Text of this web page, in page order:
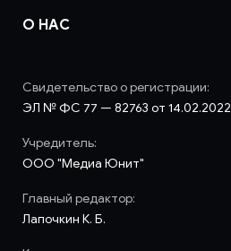
О НАС
Свидетельство о регистрации:
ЭЛ № ФС 77 — 82763 от 14.02.2022
Учредитель:
ООО "Медиа Юнит"
Главный редактор:
Лапочкин К. Б.